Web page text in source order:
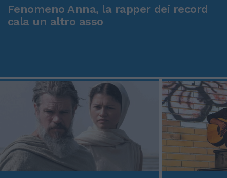
Fenomeno Anna, la rapper dei record
cala un altro asso